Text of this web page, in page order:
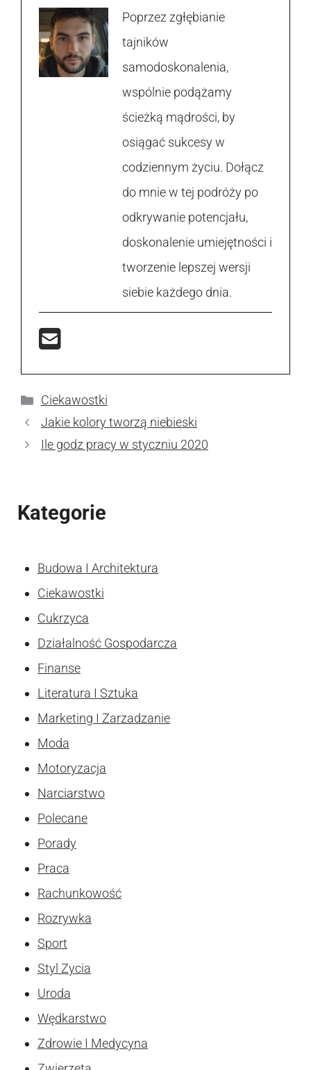
Poprzez zgłębianie
tajników
samodoskonalenia,
wspólnie podążamy
ścieżką mądrości, by
osiągać sukcesy w
codziennym życiu. Dołącz
do mnie w tej podróży po
odkrywanie potencjału,
doskonalenie umiejętności i
tworzenie lepszej wersji
siebie każdego dnia.
Kategorie
Ciekawostki
Jakie kolory tworzą niebieski
Ile godz pracy w styczniu 2020
Kategorie
Budowa I Architektura
Ciekawostki
Cukrzyca
Działalność Gospodarcza
Finanse
Literatura I Sztuka
Marketing I Zarzadzanie
Moda
Motoryzacja
Narciarstwo
Polecane
Porady
Praca
Rachunkowość
Rozrywka
Sport
Styl Zycia
Uroda
Wędkarstwo
Zdrowie I Medycyna